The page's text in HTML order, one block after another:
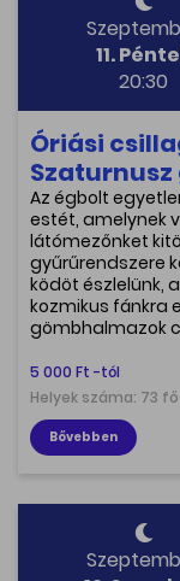
11.
20:30
Óriási
Szaturnusz
Az égbolt
estét, amelynek
látómezőnket
gyűrűrendszere
ködöt észlelünk,
kozmikus fánkra
gömbhalmazok
5 000 Ft -tól
Helyek száma: 73 fő
Bővebben